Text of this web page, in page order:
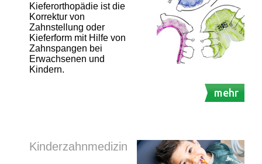
Kieferorthopädie ist die
Korrektur von
Zahnstellung oder
Kieferform mit Hilfe von
Zahnspangen bei
Erwachsenen und
Kindern.
mehr
Kinderzahnmedizin